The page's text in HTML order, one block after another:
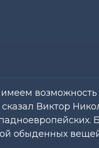
возможность
Виктор
обыденных